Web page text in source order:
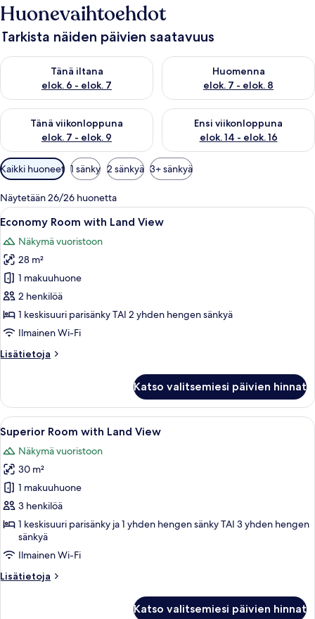
Huonevaihtoehdot
Tarkista näiden päivien saatavuus
Tänä iltana
elok. 6 - elok. 7
Tarkista tämän illan saatavuus elok. 6 - elok. 7
Huomenna
elok. 7 - elok. 8
Tarkista huomisen saatavuus
Tänä viikonloppuna
elok. 7 - elok. 9
Tarkista tämän viikonlopun saatavuus elok. 7 - elok. 9
Ensi viikonloppuna
elok. 14 - elok. 16
Tarkista ensi viikonlopun
Huoneille
saatavilla
olevia
suodattimia
Kaikki huoneet 1 sänky 2 sänkyä 3+ sänkyä
Näytetään 26/26 huonetta
Avaa
kaikki
huonetyypin
Economy
Room
with
Land
View
Economy Room with Land View |
4
Economy Room with Land View
Näkymä vuoristoon
28 m²
1 makuuhuone
2 henkilöä
1 keskisuuri parisänky TAI 2 yhden hengen sänkyä
Ilmainen Wi-Fi
Lisätietoja
Lisätietoja
with
Land
View
Katso valitsemiesi päivien hinnat
Avaa
kaikki
huonetyypin
Superior
Room
with
Land
View
kuvat
Hotellihuone, jossa on sänky,
4
Superior Room with Land View
Näkymä vuoristoon
30 m²
1 makuuhuone
3 henkilöä
1 keskisuuri parisänky ja 1 yhden hengen sänky TAI 3 yhden hengen
sänkyä
Ilmainen Wi-Fi
Lisätietoja
Lisätietoja
Katso valitsemiesi päivien hinnat